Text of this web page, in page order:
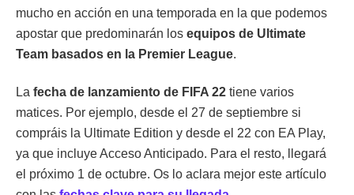
mucho en acción en una temporada en la que podemos
apostar que predominarán los equipos de Ultimate
Team basados en la Premier League.
La fecha de lanzamiento de FIFA 22 tiene varios
matices. Por ejemplo, desde el 27 de septiembre si
compráis la Ultimate Edition y desde el 22 con EA Play,
ya que incluye Acceso Anticipado. Para el resto, llegará
el próximo 1 de octubre. Os lo aclara mejor este artículo